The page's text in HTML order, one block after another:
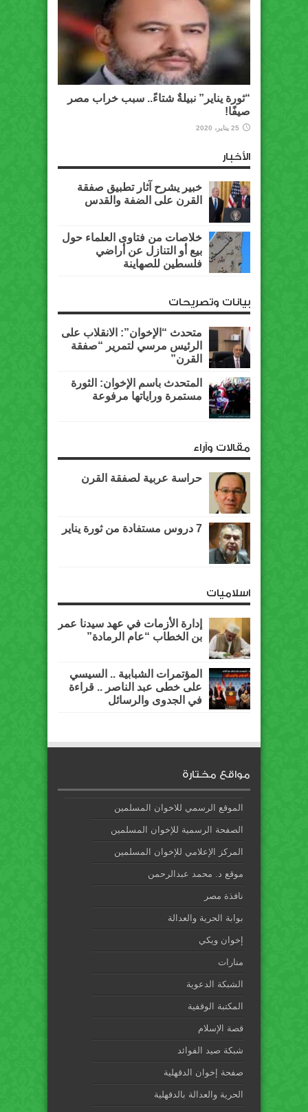
“ثورة يناير” نبيلةٌ شتاءً.. سبب خراب مصر
صيفًا!
25 يناير، 2020
الأخبار
خبير يشرح آثار تطبيق صفقة
القرن على الضفة والقدس
خلاصات من فتاوى العلماء حول
بيع أو التنازل عن أراضي
فلسطين للصهاينة
بيانات وتصريحات
متحدث “الإخوان”: الانقلاب على
الرئيس مرسي لتمرير “صفقة
القرن”
المتحدث باسم الإخوان: الثورة
مستمرة وراياتها مرفوعة
مقالات وآراء
حراسة عربية لصفقة القرن
7 دروس مستفادة من ثورة يناير
اسلاميات
إدارة الأزمات في عهد سيدنا عمر
بن الخطاب “عام الرمادة”
المؤتمرات الشبابية .. السيسي
على خطى عبد الناصر .. قراءة
في الجدوى والرسائل
مواقع مختارة
الموقع الرسمي للاخوان المسلمين
الصفحة الرسمية للإخوان المسلمين
المركز الإعلامي للإخوان المسلمين
موقع د. محمد عبدالرحمن
نافذة مصر
بوابة الحرية والعدالة
إخوان ويكي
منارات
الشبكة الدعوية
المكتبة الوقفية
قصة الإسلام
شبكة صيد الفوائد
صفحة إخوان الدقهلية
الحرية والعدالة بالدقهلية